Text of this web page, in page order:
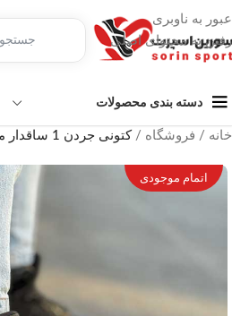
عبور به ناوبری
رفتن به محتوای اصلی
دسته بندی محصولات
خانه / فروشگاه / کتونی جردن 1 ساقدار مشکی ورنی کد 6696
اتمام موجودی